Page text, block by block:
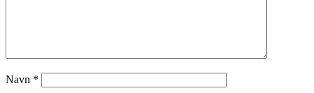
Navn *